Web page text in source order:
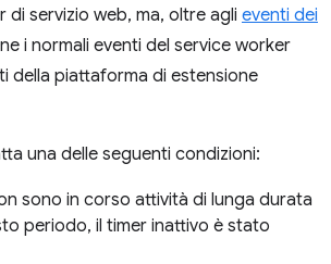
servizio web, ma, oltre agli eventi dei
i normali eventi del service worker
della piattaforma di estensione
una delle seguenti condizioni:
sono in corso attività di lunga durata
periodo, il timer inattivo è stato